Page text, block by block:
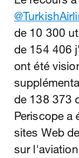
de 10 300
de 154 406
ont été
de 138 373
Periscope a
sites Web
sur